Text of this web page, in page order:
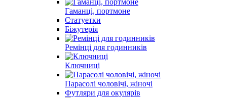
Гаманці, портмоне
Статуетки
Біжутерія
Ремінці для годинників
Ключниці
Парасолі чоловічі, жіночі
Футляри для окулярів